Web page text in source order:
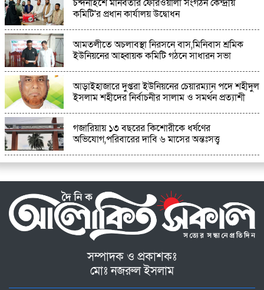
চন্দনাইশে মানবতার ফেরিওয়ালা সংগঠন কেন্দ্রীয়
কমিটি'র প্রধান কার্যালয় উদ্বোধন
আমতলীতে অচলাবস্থা নিরসনে বাস,মিনিবাস শ্রমিক
ইউনিয়নের আহ্বায়ক কমিটি গঠনে সাধারন সভা
আড়াইহাজারে দুপ্তরা ইউনিয়নের চেয়ারম্যান পদে শহীদুল
ইসলাম শহীদের নির্বাচনীর সালাম ও সমর্থন প্রত্যাশী
গজারিয়ায় ১৩ বছরের কিশোরীকে ধর্ষণের
অভিযোগ,পরিবারের দাবি ৬ মাসের অন্তঃসত্ত্ব
সম্পাদক ও প্রকাশকঃ
মোঃ নজরুল ইসলাম